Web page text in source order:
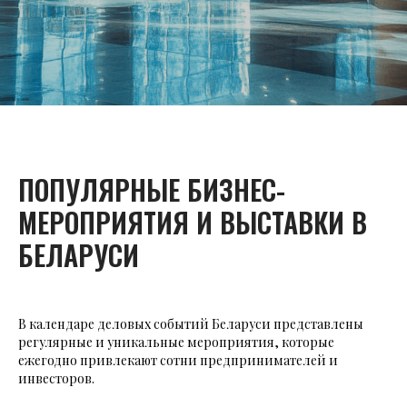
ПОПУЛЯРНЫЕ БИЗНЕС-
МЕРОПРИЯТИЯ И ВЫСТАВКИ В
БЕЛАРУСИ
В календаре деловых событий Беларуси представлены
регулярные и уникальные мероприятия, которые
ежегодно привлекают сотни предпринимателей и
инвесторов.